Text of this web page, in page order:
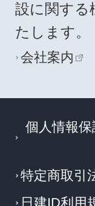
設に関する
たします。
会社案内
個人情報
特定商取引
日建ID利用